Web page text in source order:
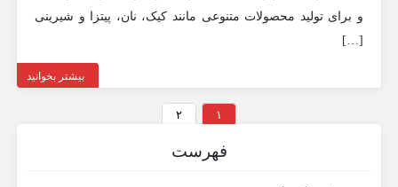
و برای تولید محصولات متنوعی مانند کیک، نان، پیتزا و شیرینی
[…]
بیشتر بخوانید
فهرست